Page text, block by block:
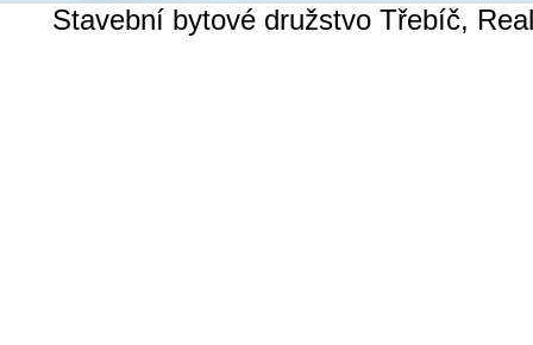
Stavební bytové družstvo Třebíč,